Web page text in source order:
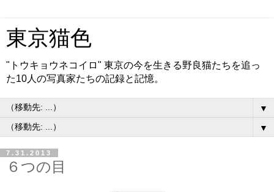
東京猫色
"トウキョウネコイロ" 東京の今を生きる野良猫たちを追っ
た10人の写真家たちの記録と記憶。
▼
▼
7.31.2013
６つの目